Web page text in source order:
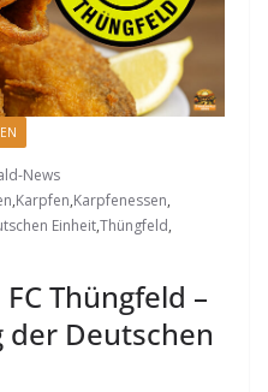
News
,Karpfen,Karpfenessen,
Einheit,Thüngfeld,
Thüngfeld –
der Deutschen